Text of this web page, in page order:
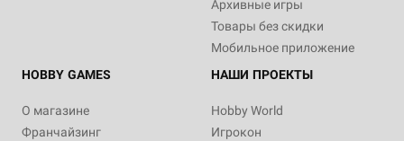
Архивные игры
Товары без скидки
Мобильное приложение
HOBBY GAMES
О магазине
Франчайзинг
НАШИ ПРОЕКТЫ
Hobby World
Игрокон